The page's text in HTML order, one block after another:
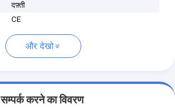
दफ़्ती
CE
और देखो
सम्पर्क करने का विवरण